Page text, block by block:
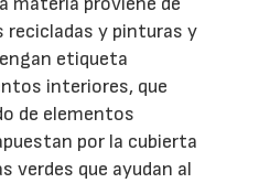
recicladas y pinturas y
etiqueta
interiores, que
de elementos
por la cubierta
verdes que ayudan al